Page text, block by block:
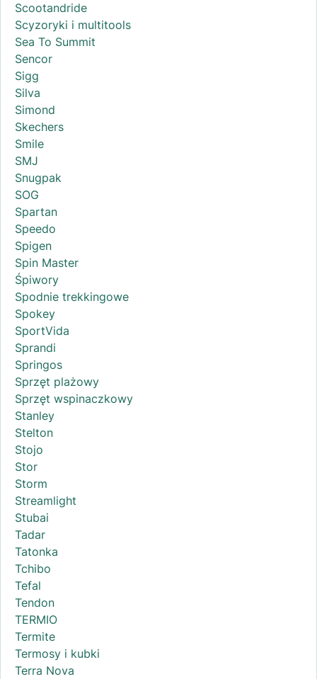
Scootandride
Scyzoryki i multitools
Sea To Summit
Sencor
Sigg
Silva
Simond
Skechers
Smile
SMJ
Snugpak
SOG
Spartan
Speedo
Spigen
Spin Master
Śpiwory
Spodnie trekkingowe
Spokey
SportVida
Sprandi
Springos
Sprzęt plażowy
Sprzęt wspinaczkowy
Stanley
Stelton
Stojo
Stor
Storm
Streamlight
Stubai
Tadar
Tatonka
Tchibo
Tefal
Tendon
TERMIO
Termite
Termosy i kubki
Terra Nova